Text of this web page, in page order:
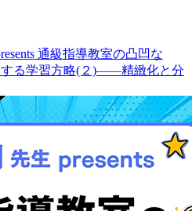
通級指導教室の凸凹な
る学習方略(２)――精緻化と分